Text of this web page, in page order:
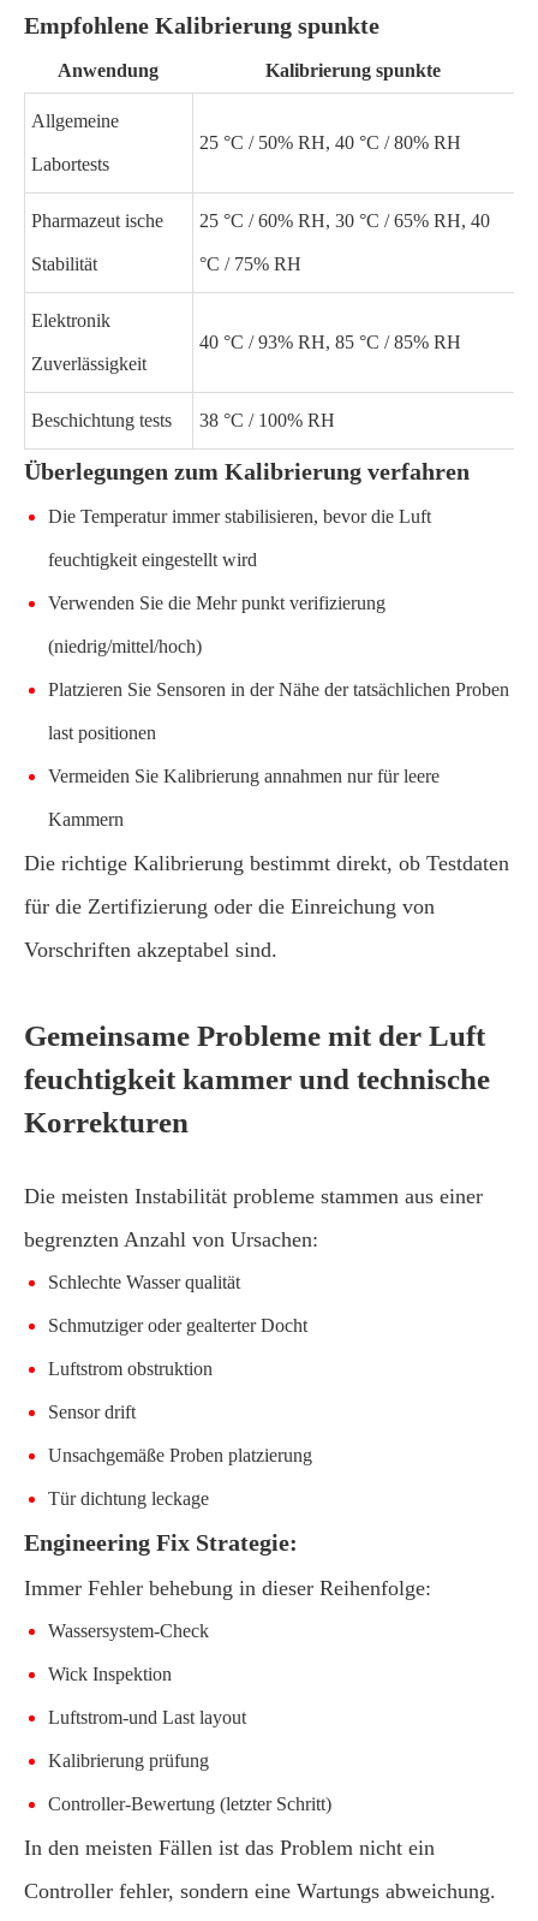
Empfohlene Kalibrierung spunkte
Anwendung Kalibrierung spunkte
Allgemeine
Labortests
25 °C / 50% RH, 40 °C / 80% RH
Pharmazeut ische
Stabilität
25 °C / 60% RH, 30 °C / 65% RH, 40
°C / 75% RH
Elektronik
Zuverlässigkeit
40 °C / 93% RH, 85 °C / 85% RH
Beschichtung tests 38 °C / 100% RH
Überlegungen zum Kalibrierung verfahren
Die Temperatur immer stabilisieren, bevor die Luft
feuchtigkeit eingestellt wird
Verwenden Sie die Mehr punkt verifizierung
(niedrig/mittel/hoch)
Platzieren Sie Sensoren in der Nähe der tatsächlichen Proben
last positionen
Vermeiden Sie Kalibrierung annahmen nur für leere
Kammern
Die richtige Kalibrierung bestimmt direkt, ob Testdaten
für die Zertifizierung oder die Einreichung von
Vorschriften akzeptabel sind.
Gemeinsame Probleme mit der Luft
feuchtigkeit kammer und technische
Korrekturen
Die meisten Instabilität probleme stammen aus einer
begrenzten Anzahl von Ursachen:
Schlechte Wasser qualität
Schmutziger oder gealterter Docht
Luftstrom obstruktion
Sensor drift
Unsachgemäße Proben platzierung
Tür dichtung leckage
Engineering Fix Strategie:
Immer Fehler behebung in dieser Reihenfolge:
Wassersystem-Check
Wick Inspektion
Luftstrom-und Last layout
Kalibrierung prüfung
Controller-Bewertung (letzter Schritt)
In den meisten Fällen ist das Problem nicht ein
Controller fehler, sondern eine Wartungs abweichung.